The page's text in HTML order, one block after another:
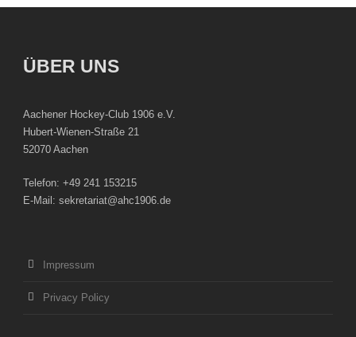
ÜBER UNS
Aachener Hockey-Club 1906 e.V.
Hubert-Wienen-Straße 21
52070 Aachen
Telefon: +49 241 153215
E-Mail: sekretariat@ahc1906.de
Impressum
Privacy Policy